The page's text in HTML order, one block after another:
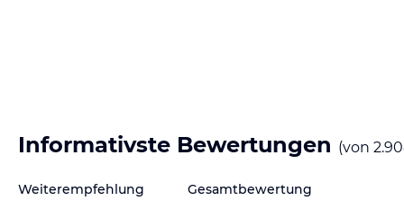
Sport und Unterhaltung
sowie saisonale Wassersportangebote wie Windsurfen, Katamaran,
Informativste Bewertungen (von
Weiterempfehlung Gesamtbewertung